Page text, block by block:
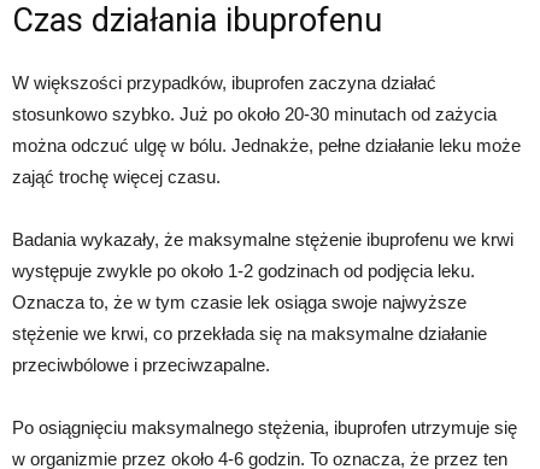
Czas działania ibuprofenu
W większości przypadków, ibuprofen zaczyna działać
stosunkowo szybko. Już po około 20-30 minutach od zażycia
można odczuć ulgę w bólu. Jednakże, pełne działanie leku może
zająć trochę więcej czasu.
Badania wykazały, że maksymalne stężenie ibuprofenu we krwi
występuje zwykle po około 1-2 godzinach od podjęcia leku.
Oznacza to, że w tym czasie lek osiąga swoje najwyższe
stężenie we krwi, co przekłada się na maksymalne działanie
przeciwbólowe i przeciwzapalne.
Po osiągnięciu maksymalnego stężenia, ibuprofen utrzymuje się
w organizmie przez około 4-6 godzin. To oznacza, że przez ten